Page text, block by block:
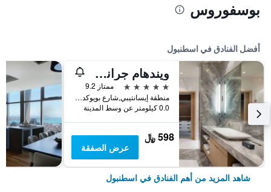
بوسفوروس
أفضل الفنادق في اسطنبول
ويندهام جراند إسطنبول ليفينت
5 نجوم
ممتاز 9.2
منطقة إيسانتيبي,شارع بويوكديري 177-183 شيشلي, اسطنبول, تركيا
0.0 كيلومتر عن وسط المدينة
598 ﷼
عرض الصفقة
شاهد المزيد من أهم الفنادق في اسطنبول